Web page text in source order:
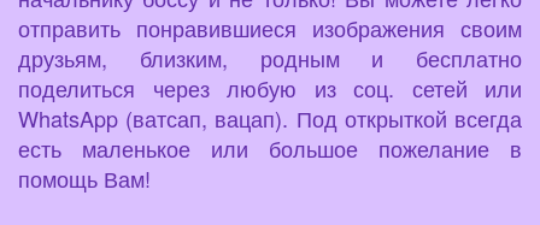
отправить понравившиеся изображения своим
друзьям, близким, родным и бесплатно
поделиться через любую из соц. сетей или
WhatsApp (ватсап, вацап). Под открыткой всегда
есть маленькое или большое пожелание в
помощь Вам!